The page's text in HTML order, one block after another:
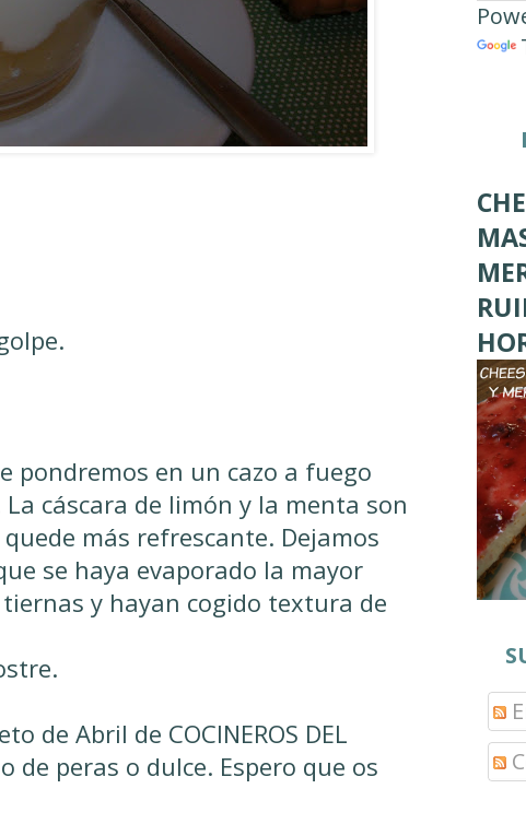
pondremos en un cazo a fuego
cáscara de limón y la menta son
más refrescante. Dejamos
se haya evaporado la mayor
y hayan cogido textura de
de Abril de COCINEROS DEL
de peras o dulce. Espero que os